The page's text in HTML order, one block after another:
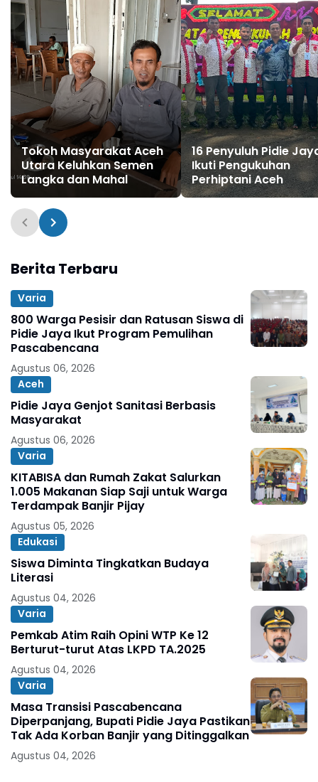
Tokoh Masyarakat Aceh
Utara Keluhkan Semen
Langka dan Mahal
16 Penyuluh Pidie
Ikuti Pengukuhan
Perhiptani Aceh
Berita Terbaru
Varia
800 Warga Pesisir dan Ratusan Siswa di
Pidie Jaya Ikut Program Pemulihan
Pascabencana
Agustus 06, 2026
Aceh
Pidie Jaya Genjot Sanitasi Berbasis
Masyarakat
Agustus 06, 2026
Varia
KITABISA dan Rumah Zakat Salurkan
1.005 Makanan Siap Saji untuk Warga
Terdampak Banjir Pijay
Agustus 05, 2026
Edukasi
Siswa Diminta Tingkatkan Budaya
Literasi
Agustus 04, 2026
Varia
Pemkab Atim Raih Opini WTP Ke 12
Berturut-turut Atas LKPD TA.2025
Agustus 04, 2026
Varia
Masa Transisi Pascabencana
Diperpanjang, Bupati Pidie Jaya Pastikan
Tak Ada Korban Banjir yang Ditinggalkan
Agustus 04, 2026